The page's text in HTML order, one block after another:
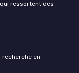
ressortent des
recherche en